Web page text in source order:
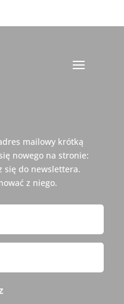
mailowy krótką
nowego na stronie:
się do newslettera.
z niego.